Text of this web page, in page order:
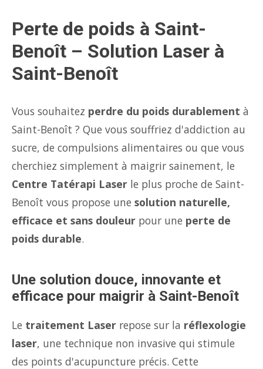
Perte de poids à Saint-
Benoît – Solution Laser à
Saint-Benoît
Vous souhaitez perdre du poids durablement à
Saint-Benoît ? Que vous souffriez d'addiction au
sucre, de compulsions alimentaires ou que vous
cherchiez simplement à maigrir sainement, le
Centre Tatérapi Laser le plus proche de Saint-
Benoît vous propose une solution naturelle,
efficace et sans douleur pour une perte de
poids durable.
Une solution douce, innovante et
efficace pour maigrir à Saint-Benoît
Le traitement Laser repose sur la réflexologie
laser, une technique non invasive qui stimule
des points d'acupuncture précis. Cette